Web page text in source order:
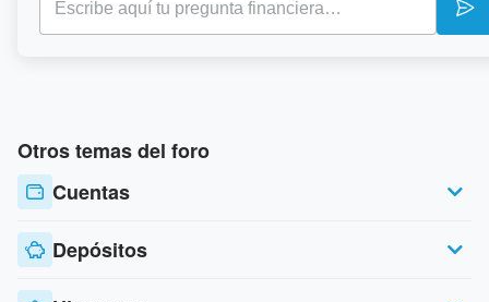
Otros temas del foro
Cuentas
Depósitos